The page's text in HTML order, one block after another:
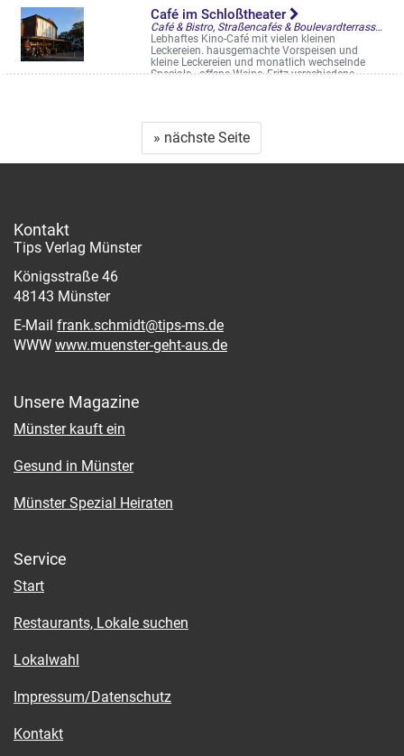
Café im Schloßtheater
Café & Bistro, Straßencafés & Boulevardterrassen
Lebhaftes Kino-Café mit vielen kleinen
Leckereien. hausgemachte Vorspeisen und
kleine Leckereien und monatlich wechselnde
Specials . offene Weine, Fritz verschiedene ...
» nächste Seite
Kontakt
Tips Verlag Münster
Königsstraße 46
48143 Münster
E-Mail frank.schmidt@tips-ms.de
WWW www.muenster-geht-aus.de
Unsere Magazine
Münster kauft ein
Gesund in Münster
Münster Spezial Heiraten
Service
Start
Restaurants, Lokale suchen
Lokalwahl
Impressum/Datenschutz
Kontakt